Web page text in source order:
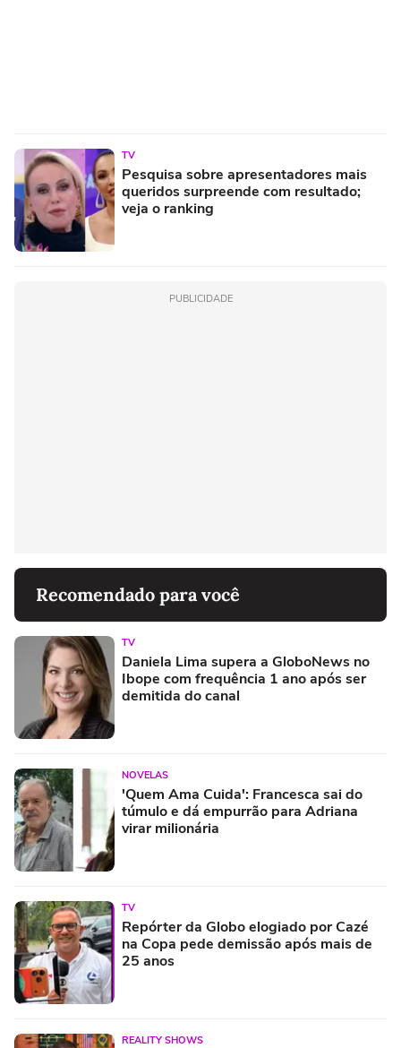
TV
Pesquisa sobre apresentadores mais
queridos surpreende com resultado;
veja o ranking
PUBLICIDADE
Recomendado para você
TV
Daniela Lima supera a GloboNews no
Ibope com frequência 1 ano após ser
demitida do canal
NOVELAS
'Quem Ama Cuida': Francesca sai do
túmulo e dá empurrão para Adriana
virar milionária
TV
Repórter da Globo elogiado por Cazé
na Copa pede demissão após mais de
25 anos
REALITY SHOWS